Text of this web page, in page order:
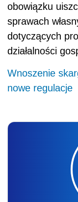
obowiązku
sprawach
dotyczących
działalności
Wnoszenie
nowe regulacje